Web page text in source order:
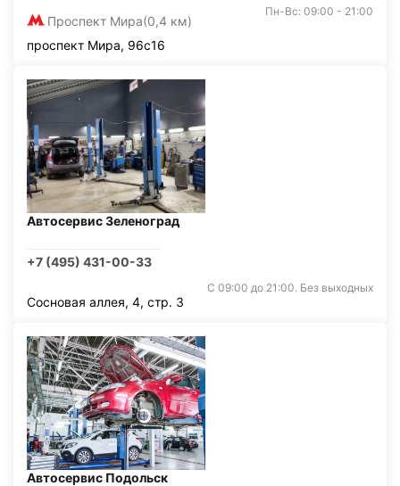
Проспект Мира(0,4 км)
Пн-Вс: 09:00 - 21:00
проспект Мира, 96с16
Автосервис Зеленоград
+7 (495) 431-00-33
С 09:00 до 21:00. Без выходных
Сосновая аллея, 4, стр. 3
Автосервис Подольск